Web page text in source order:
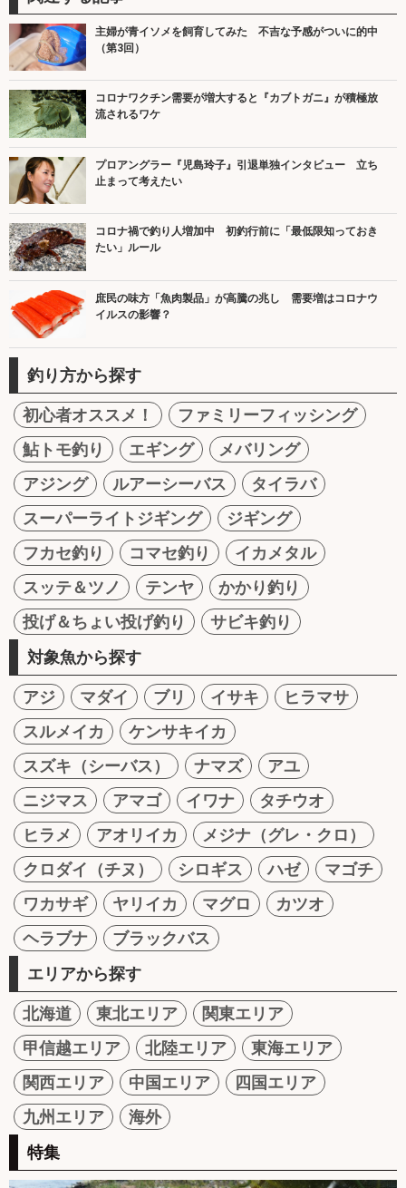
主婦が青イソメを飼育してみた 不吉な予感がついに的中
（第3回）
コロナワクチン需要が増大すると『カブトガニ』が積極放
流されるワケ
プロアングラー『児島玲子』引退単独インタビュー 立ち
止まって考えたい
コロナ禍で釣り人増加中 初釣行前に「最低限知っておき
たい」ルール
庶民の味方「魚肉製品」が高騰の兆し 需要増はコロナウ
イルスの影響？
釣り方から探す
初心者オススメ！
ファミリーフィッシング
鮎トモ釣り
エギング
メバリング
アジング
ルアーシーバス
タイラバ
スーパーライトジギング
ジギング
フカセ釣り
コマセ釣り
イカメタル
スッテ＆ツノ
テンヤ
かかり釣り
投げ＆ちょい投げ釣り
サビキ釣り
対象魚から探す
アジ マダイ ブリ イサキ
ヒラマサ
スルメイカ
ケンサキイカ
スズキ（シーバス）
ナマズ
アユ
ニジマス
アマゴ イワナ
タチウオ
ヒラメ
アオリイカ
メジナ（グレ・クロ）
クロダイ（チヌ）
シロギス ハゼ
マゴチ
ワカサギ
ヤリイカ マグロ
カツオ
ヘラブナ
ブラックバス
エリアから探す
北海道 東北エリア
関東エリア
甲信越エリア
北陸エリア
東海エリア
関西エリア
中国エリア
四国エリア
九州エリア
海外
特集